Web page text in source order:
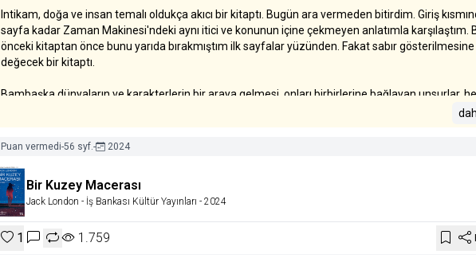
Intikam, doğa ve insan temalı oldukça akıcı bir kitaptı. Bugün ara vermeden bitirdim. Giriş
sayfa kadar Zaman Makinesi'ndeki aynı itici ve konunun içine çekmeyen anlatımla karşılaştım.
önceki kitaptan önce bunu yarıda bırakmıştım ilk sayfalar yüzünden. Fakat sabır gösterilmesine
değecek bir kitaptı.
Bambaşka dünyaların ve karakterlerin bir araya gelmesi, onları birbirlerine bağlayan unsurlar,
Puan vermedi-56 syf.- 2024
Bir Kuzey Macerası
Jack London - İş Bankası Kültür Yayınları - 2024
1 1.759